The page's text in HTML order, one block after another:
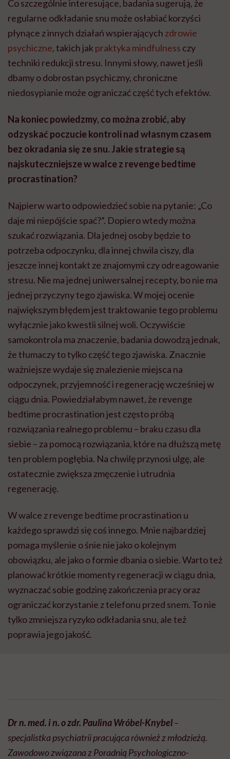
Co szczególnie interesujące, badania sugerują, że
regularne odkładanie snu może osłabiać korzyści
płynące z innych działań wspierających zdrowie
psychiczne, takich jak praktyka mindfulness czy
techniki redukcji stresu. Innymi słowy, nawet jeśli
dbamy o dobrostan psychiczny, chroniczne
niedosypianie może ograniczać część tych efektów.
Na koniec powiedzmy, co można zrobić, aby
odzyskać poczucie kontroli nad własnym czasem
bez okradania się ze snu. Jakie strategie są
najskuteczniejsze w walce z revenge bedtime
procrastination?
Najpierw warto odpowiedzieć sobie na pytanie: „Co
daje mi niepójście spać?”. Dopiero wtedy można
szukać rozwiązania. Dla jednej osoby będzie to
potrzeba odpoczynku, dla innej chwila ciszy, dla
jeszcze innej kontakt ze znajomymi czy odreagowanie
stresu. Nie ma jednej uniwersalnej recepty, bo nie ma
jednej przyczyny tego zjawiska. W mojej ocenie
największym błędem jest traktowanie tego problemu
wyłącznie jako kwestii silnej woli. Oczywiście
samokontrola ma znaczenie, badania dowodzą jednak,
że tłumaczy to tylko część tego zjawiska. Znacznie
ważniejsze wydaje się znalezienie miejsca na
odpoczynek, przyjemność i regenerację wcześniej w
ciągu dnia. Powiedziałabym nawet, że revenge
bedtime procrastination jest często próbą
rozwiązania realnego problemu – braku czasu dla
siebie – za pomocą rozwiązania, które na dłuższą metę
ten problem pogłębia. Na chwilę przynosi ulgę, ale
ostatecznie zwiększa zmęczenie i utrudnia
regenerację.
W walce z revenge bedtime procrastination u
każdego sprawdzi się coś innego. Mnie najbardziej
pomaga myślenie o śnie nie jako o kolejnym
obowiązku, ale jako o formie dbania o siebie. Warto też
planować krótkie momenty regeneracji w ciągu dnia,
wyznaczać sobie godzinę zakończenia pracy oraz
ograniczać korzystanie z telefonu przed snem. To nie
tylko zmniejsza ryzyko odkładania snu, ale też
poprawia jego jakość.
Dr n. med. i n. o zdr. Paulina Wróbel-Knybel–
specjalistka psychiatrii pracująca również z młodzieżą.
Zawodowo związana z Poradnią Psychologiczno-